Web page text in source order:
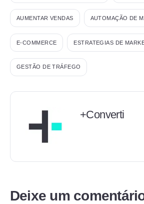
AUMENTAR VENDAS AUTOMAÇÃO DE
E-COMMERCE ESTRATEGIAS DE
GESTÃO DE TRÁFEGO
+Converti
Deixe um